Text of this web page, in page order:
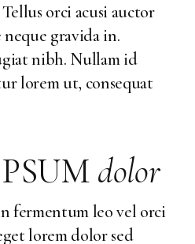
orci acusi auctor
neque gravida in.
nibh. Nullam id
lorem ut, consequat
dolor
fermentum leo vel orci
lorem dolor sed